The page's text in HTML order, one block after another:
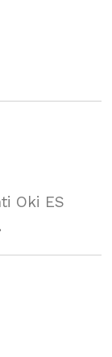
Oki ES